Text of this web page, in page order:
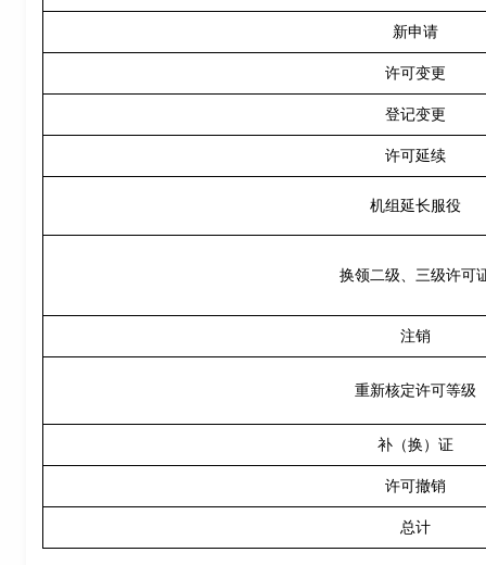
新申请
许可变更
登记变更
许可延续
机组延长服役
换领二级、三级许可
注销
重新核定许可等级
补（换）证
许可撤销
总计